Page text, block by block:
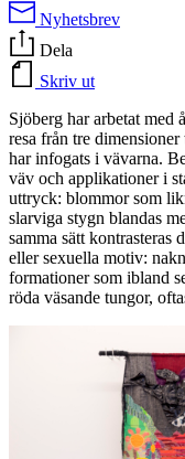
Nyhetsbrev
Dela
Skriv ut
Sjöberg har arbetat med
resa från tre
har infogats i vävarna.
väv och applikationer i
uttryck: blommor som
slarviga stygn blandas
samma sätt
eller sexuella motiv:
formationer som ibland
röda väsande tungor,